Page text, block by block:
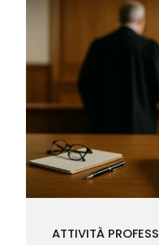
ATTIVITÀ